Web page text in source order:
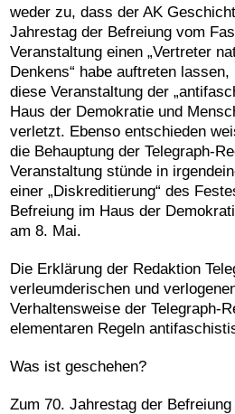
weder zu, dass der AK
Jahrestag der Befreiung vom
Veranstaltung einen „Vertreter
Denkens“ habe auftreten
diese Veranstaltung der
Haus der Demokratie und
verletzt. Ebenso entschieden
die Behauptung der Telegraph-
Veranstaltung stünde in
einer „Diskreditierung“ des
Befreiung im Haus der
am 8. Mai.
Die Erklärung der Redaktion
verleumderischen und
Verhaltensweise der Telegraph-
elementaren Regeln
Was ist geschehen?
Zum 70. Jahrestag der